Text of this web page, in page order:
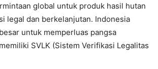
global untuk produk hasil hutan
legal dan berkelanjutan. Indonesia
untuk memperluas pangsa
SVLK (Sistem Verifikasi Legalitas